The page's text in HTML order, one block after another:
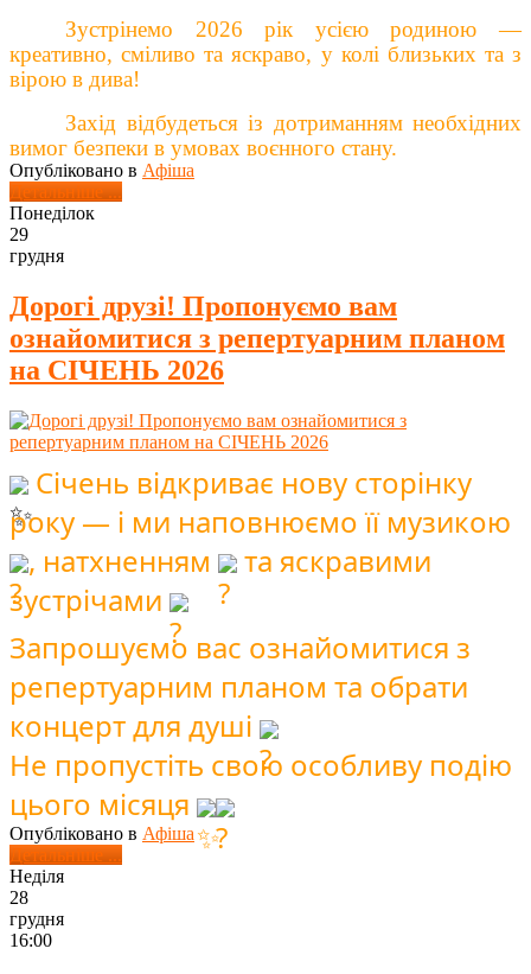
Зустрінемо 2026 рік усією родиною —
креативно, сміливо та яскраво, у колі близьких та з
вірою в дива!
Захід відбудеться із дотриманням необхідних
вимог безпеки в умовах воєнного стану.
Опубліковано в Афіша
Детальніше ...
Понеділок
29
грудня
Дорогі друзі! Пропонуємо вам
ознайомитися з репертуарним планом
на СІЧЕНЬ 2026
Січень відкриває нову сторінку
року — і ми наповнюємо її музикою
, натхненням
та яскравими
зустрічами
Запрошуємо вас ознайомитися з
репертуарним планом та обрати
концерт для душі
Не пропустіть свою особливу подію
цього місяця
Опубліковано в Афіша
Детальніше ...
Неділя
28
грудня
16:00